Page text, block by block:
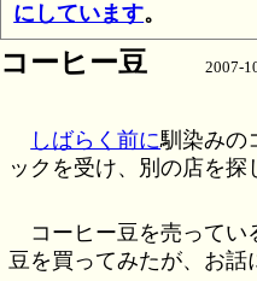
にしています。
コーヒー豆 2007-
しばらく前に馴染みの
ックを受け、別の店を探
コーヒー豆を売って
豆を買ってみたが、お話